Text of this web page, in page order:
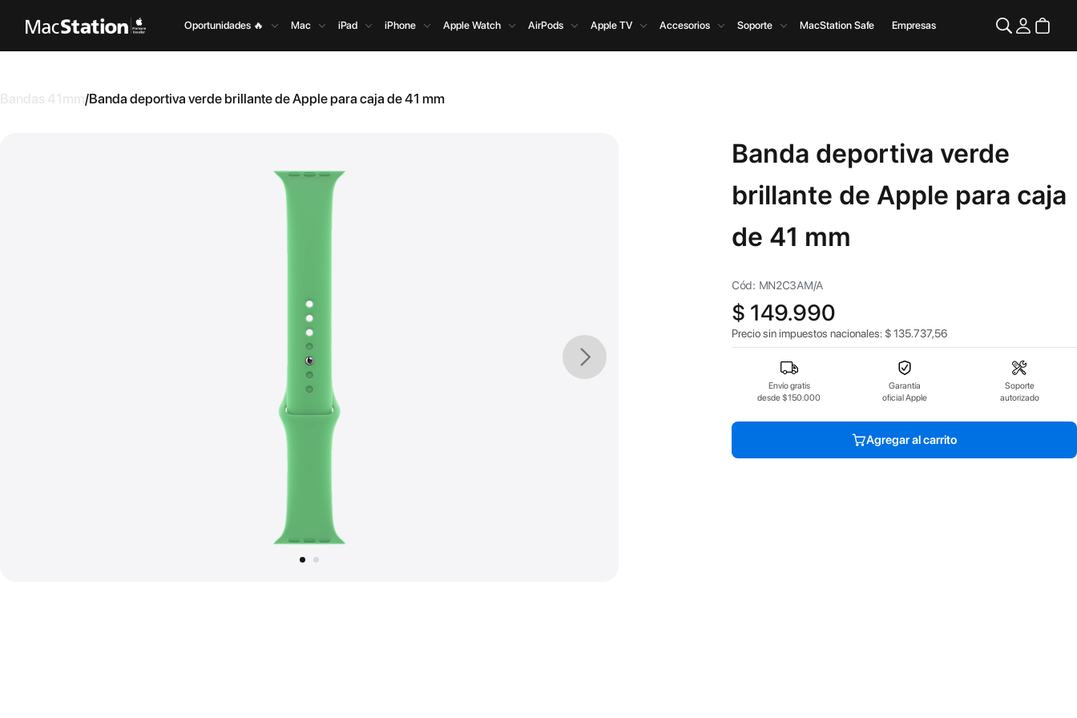
Oportunidades 🔥 Mac iPad iPhone Apple Watch AirPods Apple TV Accesorios Soporte MacStation Safe Empresas
Bandas 41mm/Banda deportiva verde brillante de Apple para caja de 41 mm
Banda deportiva verde
brillante de Apple para caja
de 41 mm
Cód: MN2C3AM/A
$ 149.990
Precio sin impuestos nacionales: $135.737,56
Envío gratis
desde $150.000
Garantía
oficial Apple
Soporte
autorizado
Agregar al carrito